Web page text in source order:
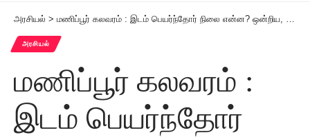
அரசியல் > மணிப்பூர் கலவரம் : இடம் பெயர்ந்தோர் நிலை என்ன? ஒன்றிய, மாநில அரசுகளுக்கு உச்ச நீதிமன்றம் கேள்வி
அரசியல்
மணிப்பூர் கலவரம் :
இடம் பெயர்ந்தோர்